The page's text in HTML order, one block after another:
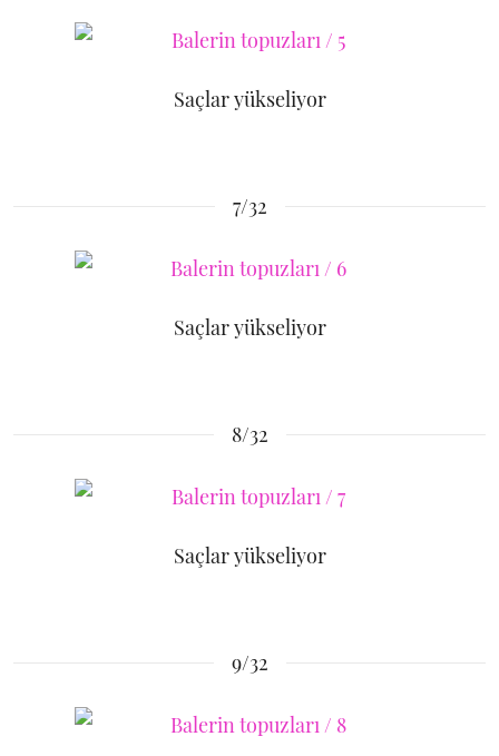
Saçlar yükseliyor
7/32
Saçlar yükseliyor
8/32
Saçlar yükseliyor
9/32